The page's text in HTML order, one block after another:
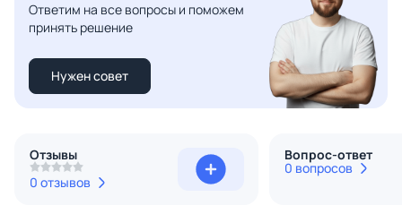
Ответим на все вопросы и поможем
принять решение
Нужен совет
Отзывы
0 отзывов
Вопрос-ответ
0 вопросов